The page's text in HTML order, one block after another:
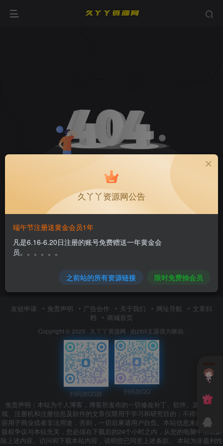
环境异常！请重新获取下载链接
友链申请 免责声明 广告合作 关于我们 网址导航
文章归
档
商城首页
Copyright © 2025 · 久丫丫资源网 · 由zibll主题强力驱动.
扫码加QQ群 扫码加QQ
免责声明：本站为个人博客，博客所发布的一切修改补丁、软件、源码、游
戏、注册机和注册信息及软件的文章仅限用于学习和研究目的；不得将上述内
容用于商业或者非法用途，否则，一切后果请用户自负。本站信息来自网络，
版权争议与本站无关，您必须在下载后的24个小时之内，从您的电脑中彻底删
除上述内容。访问和下载本站内容，说明您已同意上述条款。 本站为非盈利性
久丫丫资源网公告
端午节注册送黄金会员1年
凡是6.16-6.20日注册的账号免费赠送一年黄金会
员。。。。。。
之前站的所有资源链接 限时免费抽会员